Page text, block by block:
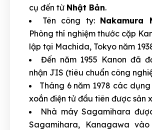
cụ đến từ Nhật Bản.
Tên công ty: Nakamura
Phòng thí nghiệm thước cặp
lập tại Machida, Tokyo năm
Đến năm 1955 Kanon đã
nhận JIS (tiêu chuẩn công
Tháng 6 năm 1978 các
xoắn điện tử đầu tiên được sản
Nhà máy Sagamihara
Sagamihara, Kanagawa